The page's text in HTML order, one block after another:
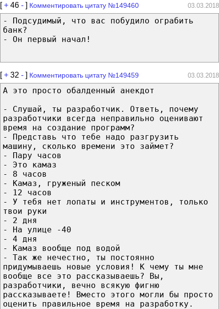
[+ 46 - ] Комментировать цитату №149460 03.03.2018
- Подсудимый, что вас побудило ограбить
банк?
- Он первый начал!
[+ 32 - ] Комментировать цитату №149459 03.03.2018
А это просто обалденный анекдот
- Слушай, ты разработчик. Ответь, почему
разработчики всегда неправильно оценивают
время на создание программ?
- Представь что тебе надо разгрузить
машину, сколько времени это займет?
- Пару часов
- Это камаз
- 8 часов
- Камаз, груженый песком
- 12 часов
- У тебя нет лопаты и инструментов, только
твои руки
- 2 дня
- На улице -40
- 4 дня
- Камаз вообще под водой
- Так же нечестно, ты постоянно
придумываешь новые условия! К чему ты мне
вообще все это рассказываешь? Вы,
разработчики, вечно всякую фигню
рассказываете! Вместо этого могли бы просто
оценить правильное время на разработку.